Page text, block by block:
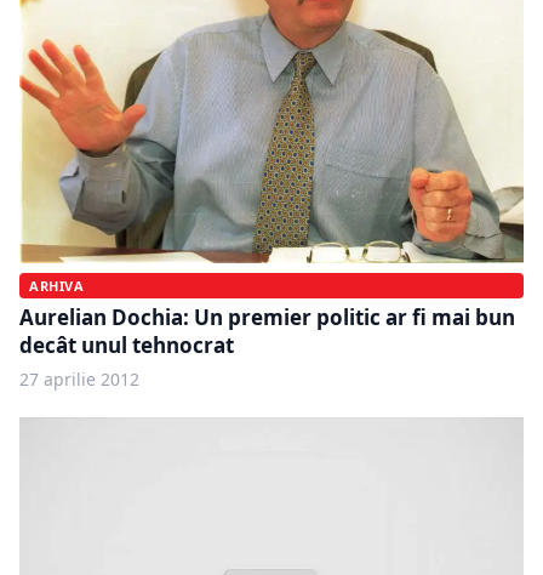
ARHIVA
Aurelian Dochia: Un premier politic ar fi mai bun
decât unul tehnocrat
27 aprilie 2012